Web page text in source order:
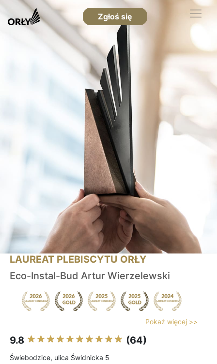
Zgłoś się
LAUREAT PLEBISCYTU ORŁY
Eco-Instal-Bud Artur Wierzelewski
Pokaż więcej >>
9.8 (64)
Świebodzice, ulica Świdnicka 5